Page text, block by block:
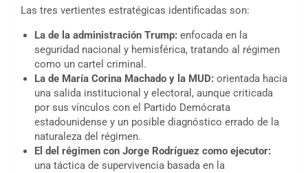
Las tres vertientes estratégicas identificadas son:
La de la administración Trump: enfocada en la
seguridad nacional y hemisférica, tratando al régimen
como un cartel criminal.
La de María Corina Machado y la MUD: orientada hacia
una salida institucional y electoral, aunque criticada
por sus vínculos con el Partido Demócrata
estadounidense y un posible diagnóstico errado de la
naturaleza del régimen.
El del régimen con Jorge Rodríguez como ejecutor:
una táctica de supervivencia basada en la